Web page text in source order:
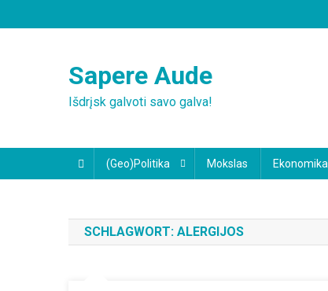
to
Sapere Aude
Išdrįsk galvoti savo galva!
(Geo)Politika Mokslas Ekonomika
SCHLAGWORT: ALERGIJOS